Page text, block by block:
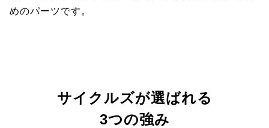
めのパーツです。
サイクルズが選ばれる
3つの強み